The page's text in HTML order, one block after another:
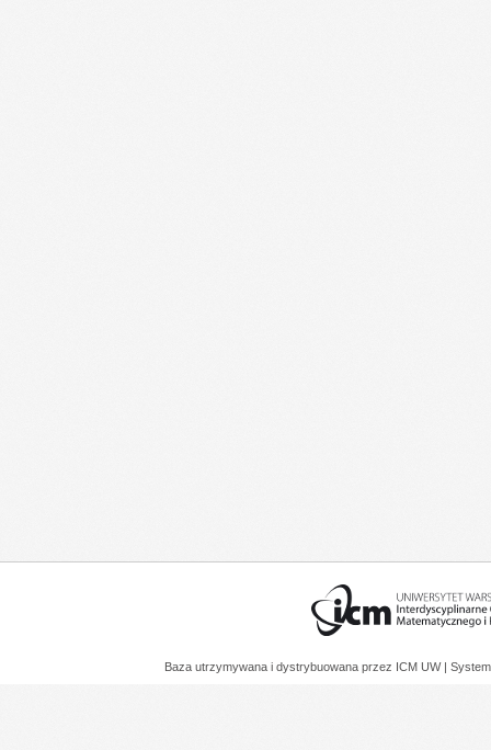
Baza utrzymywana i dystrybuowana przez ICM UW |